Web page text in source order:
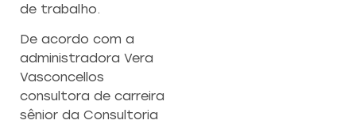
de trabalho.
De acordo com a
administradora Vera
Vasconcellos
consultora de carreira
sênior da Consultoria